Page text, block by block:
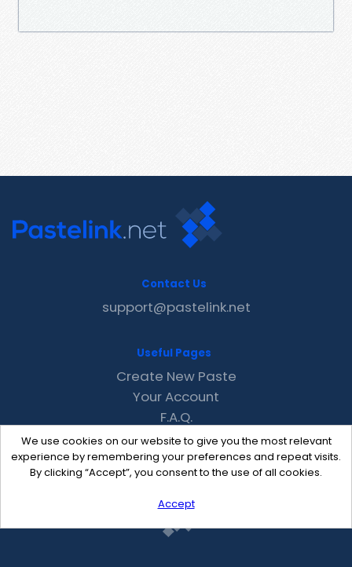
We use cookies on our website to give you the most relevant
experience by remembering your preferences and repeat visits.
By clicking “Accept”, you consent to the use of all cookies.
Accept
Contact Us
support@pastelink.net
Useful Pages
Create New Paste
Your Account
F.A.Q.
Recent
Contact